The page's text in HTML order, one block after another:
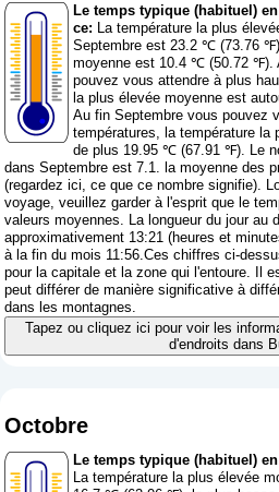
Le temps typique (habituel)
ce: La température la plus
Septembre est 23.2 ℃ (73.76
moyenne est 10.4 ℃ (50.72 ℉).
pouvez vous attendre à plus
la plus élevée moyenne est
Au fin Septembre vous pouvez
températures, la température la
de plus 19.95 ℃ (67.91 ℉). Le
dans Septembre est 7.1. la moyenne des
(regardez ici, ce que ce nombre signifie).
voyage, veuillez garder à l'esprit que le
valeurs moyennes. La longueur du jour au
approximativement 13:21 (heures et
à la fin du mois 11:56.Ces chiffres ci-
pour la capitale et la zone qui l'entoure. Il
peut différer de manière significative à
dans les montagnes.
Tapez ou cliquez ici pour voir les
d'endroits dans
Octobre
Le temps typique (habituel)
La température la plus élevée